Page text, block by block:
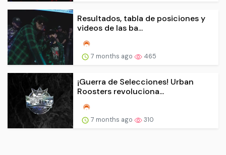
Resultados, tabla de posiciones y
videos de las ba...
7 months ago 465
¡Guerra de Selecciones! Urban
Roosters revoluciona...
7 months ago 310